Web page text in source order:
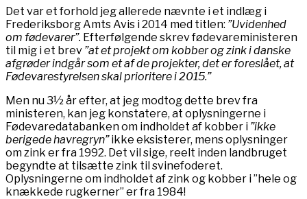
Det var et forhold jeg allerede nævnte i et indlæg i
Frederiksborg Amts Avis i 2014 med titlen: ”Uvidenhed
om fødevarer”. Efterfølgende skrev fødevareministeren
til mig i et brev ”at et projekt om kobber og zink i danske
afgrøder indgår som et af de projekter, det er foreslået, at
Fødevarestyrelsen skal prioritere i 2015.”
Men nu 3½ år efter, at jeg modtog dette brev fra
ministeren, kan jeg konstatere, at oplysningerne i
Fødevaredatabanken om indholdet af kobber i ”ikke
berigede havregryn”ikke eksisterer, mens oplysninger
om zink er fra 1992. Det vil sige, reelt inden landbruget
begyndte at tilsætte zink til svinefoderet.
Oplysningerne om indholdet af zink og kobber i ”hele og
knækkede rugkerner” er fra 1984!